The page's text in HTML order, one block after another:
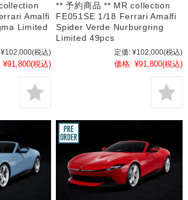
Amalfi
Limited
¥102,000(税込)
¥91,800(税込)
** 予約商品 ** MR collection
FE051SE 1/18 Ferrari Amalfi
Spider Verde Nurburgring
Limited 49pcs
定価: ¥102,000(税込)
価格: ¥91,800(税込)